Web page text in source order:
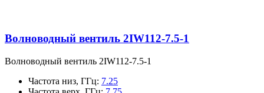
Волноводный вентиль 2IW112-7.5-1
Волноводный вентиль 2IW112-7.5-1
Частота низ, ГГц: 7.25